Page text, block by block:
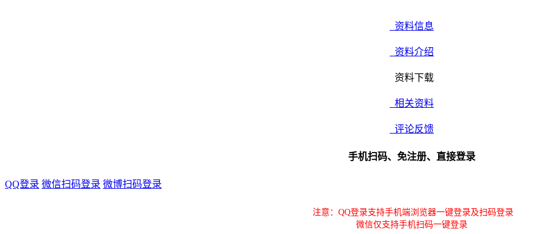
资料信息
资料介绍
资料下载
相关资料
评论反馈
手机扫码、免注册、直接登录
QQ登录 微信扫码登录 微博扫码登录
注意：QQ登录支持手机端浏览器一键登录及扫码登录
微信仅支持手机扫码一键登录